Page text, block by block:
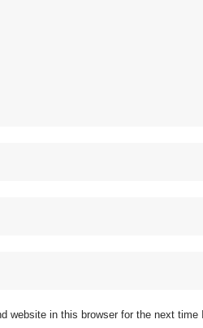
website in this browser for the next time